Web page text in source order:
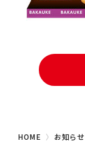
HOME お知らせ